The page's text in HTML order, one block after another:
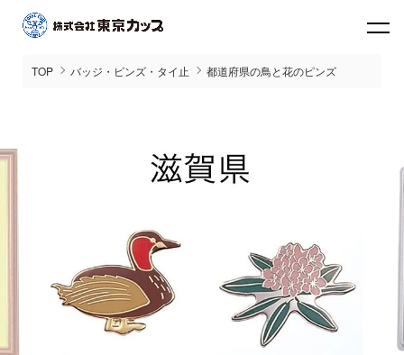
TOP バッジ・ピンズ・タイ止 都道府県の鳥と花のピンズ